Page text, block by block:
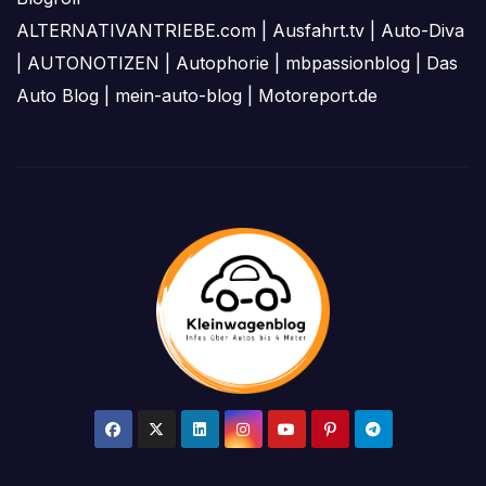
ALTERNATIVANTRIEBE.com
Ausfahrt.tv
Auto-Diva
AUTONOTIZEN Autophorie mbpassionblog
Das
Auto Blog
mein-auto-blog Motoreport.de